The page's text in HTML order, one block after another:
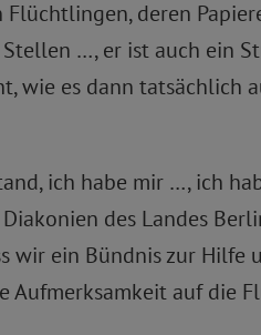
deren
…, er ist auch ein
wie es dann tatsächlich
ich habe mir …, ich
des Landes
wir ein Bündnis zur
Aufmerksamkeit auf die